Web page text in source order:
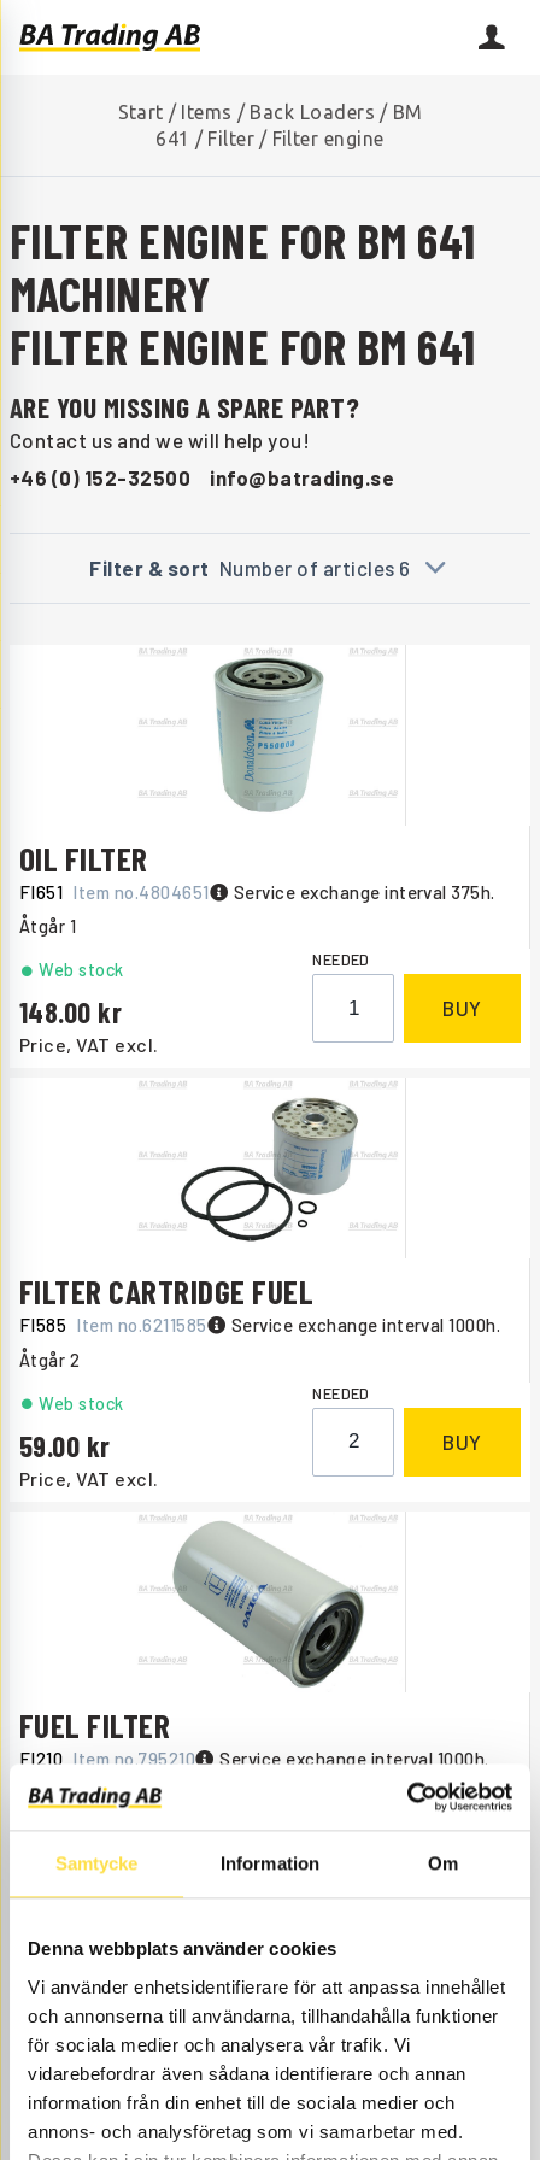
Samtycke Information Om
Denna webbplats använder cookies
Vi använder enhetsidentifierare för att anpassa innehållet
och annonserna till användarna, tillhandahålla funktioner
för sociala medier och analysera vår trafik. Vi
vidarebefordrar även sådana identifierare och annan
information från din enhet till de sociala medier och
annons- och analysföretag som vi samarbetar med.
Start / Items / Back Loaders / BM
641 / Filter / Filter engine
FILTER ENGINE FOR BM 641
MACHINERY
FILTER ENGINE FOR BM 641
ARE YOU MISSING A SPARE PART?
Contact us and we will help you!
+46 (0) 152-32500
info@batrading.se
Filter & sort Number of articles 6
OIL FILTER
FI651 Item no.4804651 Service exchange interval 375h.
Åtgår 1
Price, VAT excl.
148.00
Web stock NEEDED
BUY
FILTER CARTRIDGE FUEL
FI585 Item no.6211585 Service exchange interval 1000h.
Åtgår 2
Price, VAT excl.
59.00
Web stock NEEDED
BUY
FUEL FILTER
FI210 Item no.795210 Service exchange interval 1000h.
Åtgår2
195.00
Web stock NEEDED
BUY